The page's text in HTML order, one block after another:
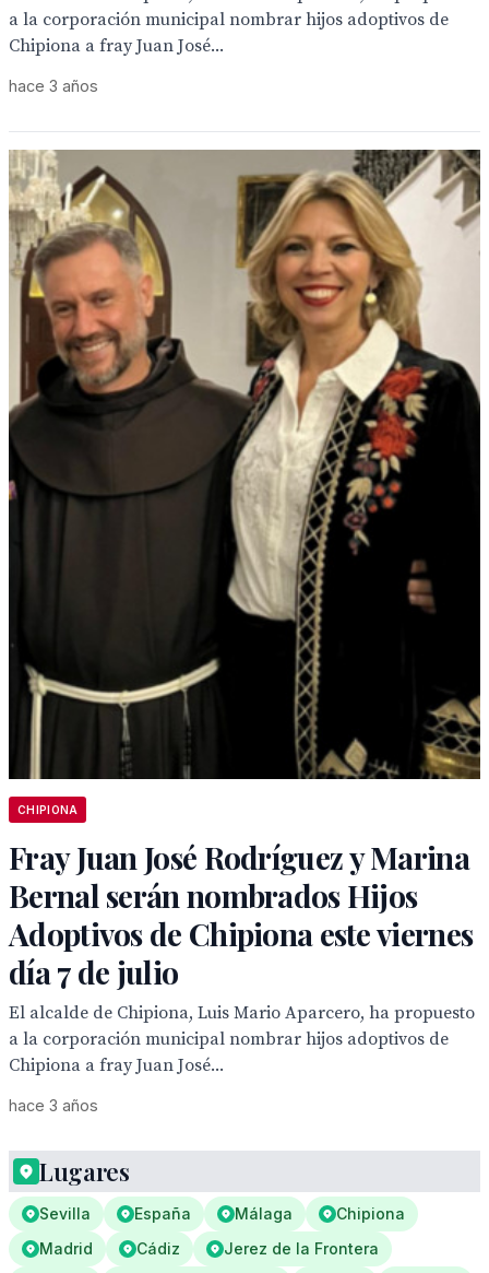
a la corporación municipal nombrar hijos adoptivos de
Chipiona a fray Juan José...
hace 3 años
CHIPIONA
Fray Juan José Rodríguez y Marina
Bernal serán nombrados Hijos
Adoptivos de Chipiona este viernes
día 7 de julio
El alcalde de Chipiona, Luis Mario Aparcero, ha propuesto
a la corporación municipal nombrar hijos adoptivos de
Chipiona a fray Juan José...
hace 3 años
Lugares
Sevilla España Málaga
Chipiona
Madrid
Cádiz Jerez de la Frontera